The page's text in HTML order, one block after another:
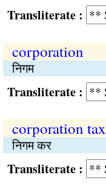
:
corporation
निगम
:
corporation tax
निगम कर
: